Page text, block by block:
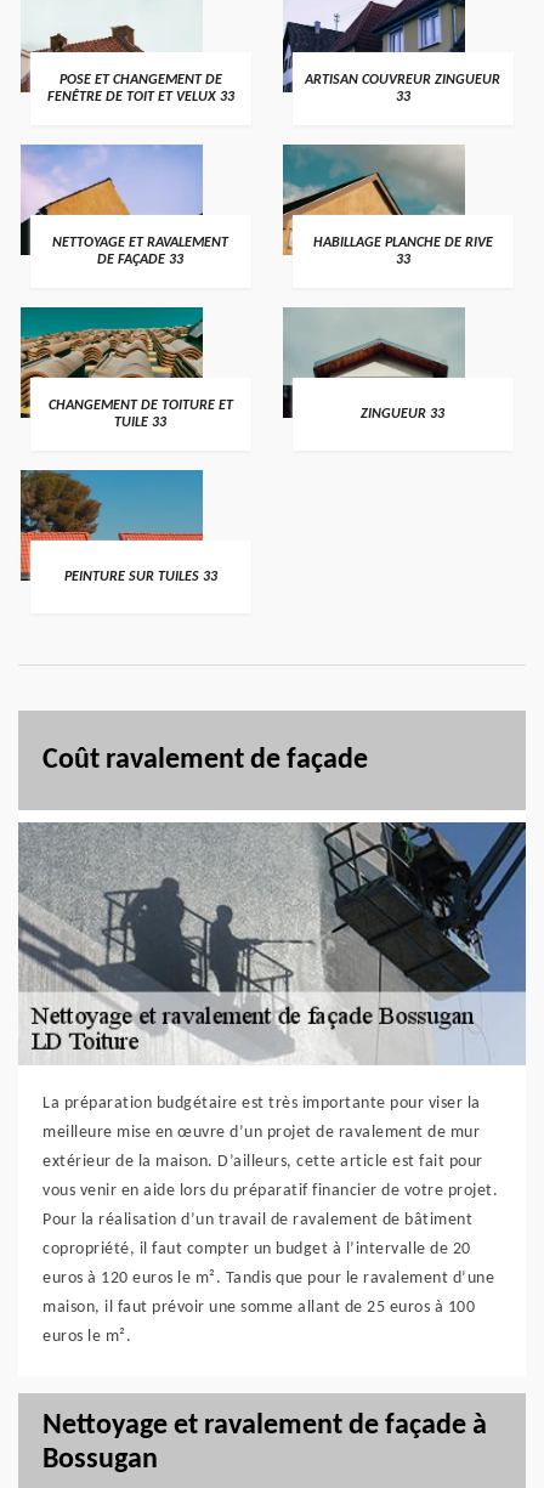
POSE ET CHANGEMENT DE
FENÊTRE DE TOIT ET VELUX 33
ARTISAN COUVREUR ZINGUEUR
33
NETTOYAGE ET RAVALEMENT
DE FAÇADE 33
HABILLAGE PLANCHE DE RIVE
33
CHANGEMENT DE TOITURE ET
TUILE 33
ZINGUEUR 33
PEINTURE SUR TUILES 33
Coût ravalement de façade
La préparation budgétaire est très importante pour viser la
meilleure mise en œuvre d’un projet de ravalement de mur
extérieur de la maison. D’ailleurs, cette article est fait pour
vous venir en aide lors du préparatif financier de votre projet.
Pour la réalisation d’un travail de ravalement de bâtiment
copropriété, il faut compter un budget à l’intervalle de 20
euros à 120 euros le m². Tandis que pour le ravalement d’une
maison, il faut prévoir une somme allant de 25 euros à 100
euros le m².
Nettoyage et ravalement de façade à
Bossugan